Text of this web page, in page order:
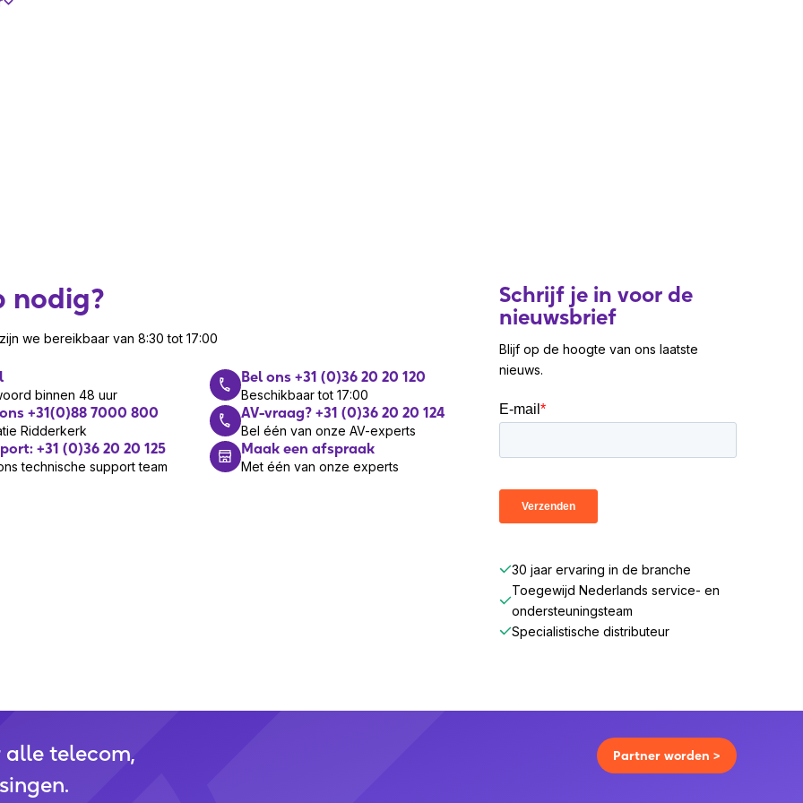
x 272 Pixels
°C
90 procent
- 70 °C
nodig?
we bereikbaar van 8:30 tot 17:00
binnen 48 uur
Bel ons +31 (0)36 20 20 120
Beschikbaar tot 17:00
+31(0)88 7000 800
Ridderkerk
AV-vraag? +31 (0)36 20 20 124
Bel één van onze AV-experts
+31 (0)36 20 20 125
technische support team
Maak een afspraak
Met één van onze experts
Schrijf je in voor de
nieuwsbrief
Blijf op de hoogte van ons laatste
nieuws.
30 jaar ervaring in de branche
Toegewijd Nederlands service- en
ondersteuningsteam
Specialistische distributeur
telecom,
Partner worden >